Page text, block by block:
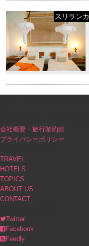
スリランカ
会社概要・旅行業約款
プライバシーポリシー
TRAVEL
HOTELS
TOPICS
ABOUT US
CONTACT
Twitter
Facebook
Feedly